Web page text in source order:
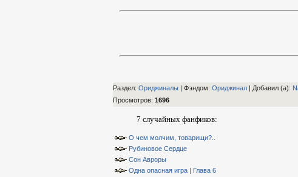
Раздел: Ориджиналы | Фэндом: Ориджинал | Добавил (а):
Просмотров: 1696
7 случайных фанфиков:
О чем молчим, товарищи?..
Рубиновое Сердце
Сон Авроры
Одна опасная игра | Глава 6